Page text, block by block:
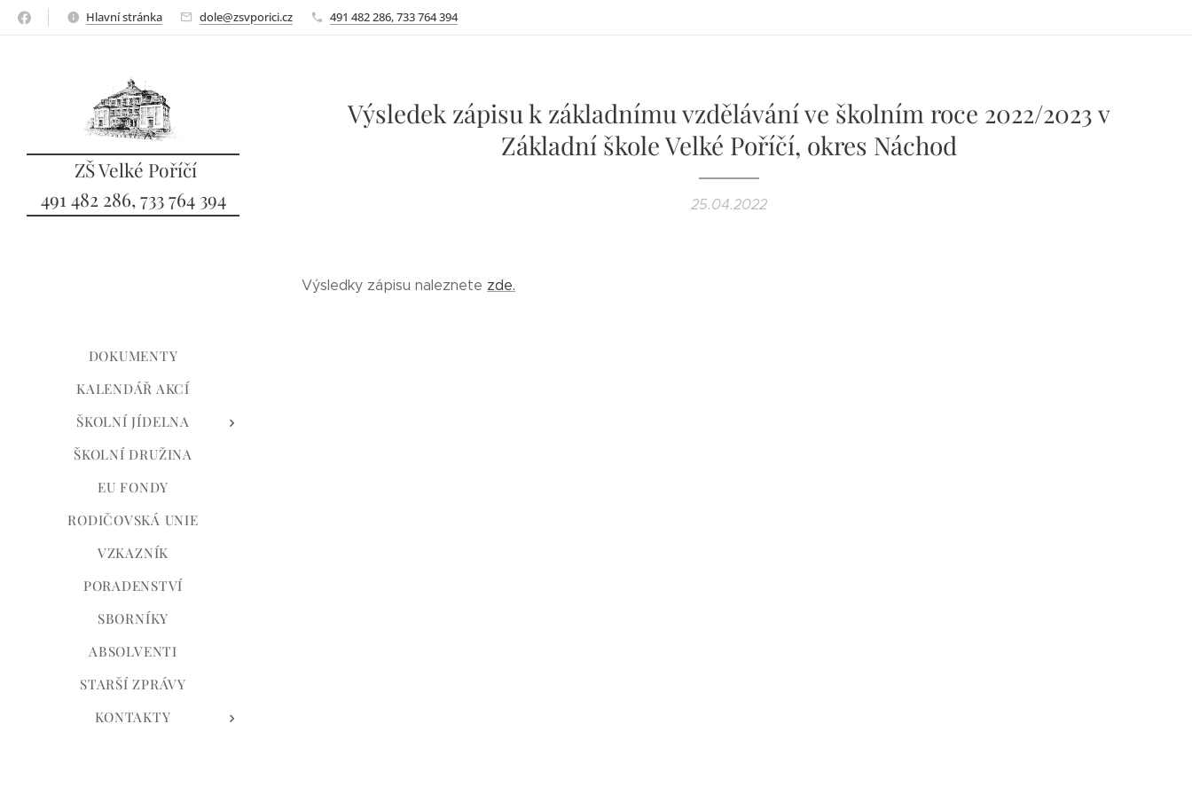
Hlavní stránka dole@zsvporici.cz 491 482 286, 733 764 394
ZŠ Velké Poříčí
491 482 286, 733 764 394
DOKUMENTY
KALENDÁŘ AKCÍ
ŠKOLNÍ JÍDELNA
ŠKOLNÍ DRUŽINA
EU FONDY
RODIČOVSKÁ UNIE
VZKAZNÍK
PORADENSTVÍ
SBORNÍKY
ABSOLVENTI
STARŠÍ ZPRÁVY
KONTAKTY
Výsledek zápisu k základnímu vzdělávání ve školním roce 2022/2023 v
Základní škole Velké Poříčí, okres Náchod
25.04.2022
Výsledky zápisu naleznete zde.